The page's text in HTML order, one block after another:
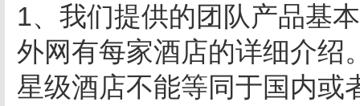
1、我们提供的团队产品基
外网有每家酒店的详细介绍
星级酒店不能等同于国内或